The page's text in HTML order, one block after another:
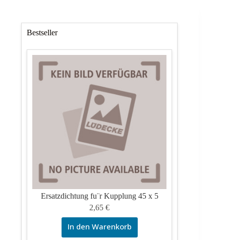
Bestseller
Ersatzdichtung fu¨r Kupplung 45 x 5
2,65€
In den Warenkorb